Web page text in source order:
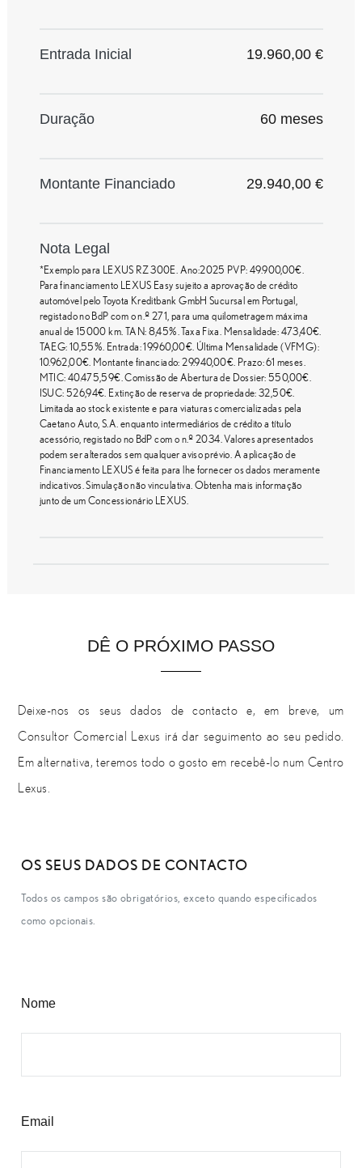
Entrada Inicial 19.960,00 €
Duração 60 meses
Montante Financiado 29.940,00 €
Nota Legal
*Exemplo para LEXUS RZ 300E. Ano:2025 PVP: 49.900,00€.
Para financiamento LEXUS Easy sujeito a aprovação de crédito
automóvel pelo Toyota Kreditbank GmbH Sucursal em Portugal,
registado no BdP com o n.º 271, para uma quilometragem máxima
anual de 15000 km. TAN: 8,45%. Taxa Fixa. Mensalidade: 473,40€.
TAEG: 10,55%. Entrada: 19.960,00€. Última Mensalidade (VFMG):
10.962,00€. Montante financiado: 29.940,00€. Prazo: 61 meses.
MTIC: 40.475,59€. Comissão de Abertura de Dossier: 550,00€.
ISUC: 526,94€. Extinção de reserva de propriedade: 32,50€.
Limitada ao stock existente e para viaturas comercializadas pela
Caetano Auto, S.A. enquanto intermediários de crédito a título
acessório, registado no BdP com o n.º 2034. Valores apresentados
podem ser alterados sem qualquer aviso prévio. A aplicação de
Financiamento LEXUS é feita para lhe fornecer os dados meramente
indicativos. Simulação não vinculativa. Obtenha mais informação
junto de um Concessionário LEXUS.
DÊ O PRÓXIMO PASSO
Deixe-nos os seus dados de contacto e, em breve, um
Consultor Comercial Lexus irá dar seguimento ao seu pedido.
Em alternativa, teremos todo o gosto em recebê-lo num Centro
Lexus.
OS SEUS DADOS DE CONTACTO
Todos os campos são obrigatórios, exceto quando especificados
como opcionais.
Nome
Email